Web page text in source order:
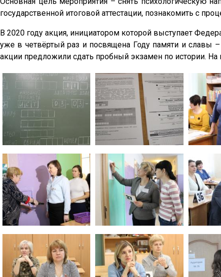
государственной итоговой аттестации, познакомить с
В 2020 году акция, инициатором которой выступает
уже в четвёртый раз и посвящена Году памяти и славы
акции предложили сдать пробный экзамен по истории. На